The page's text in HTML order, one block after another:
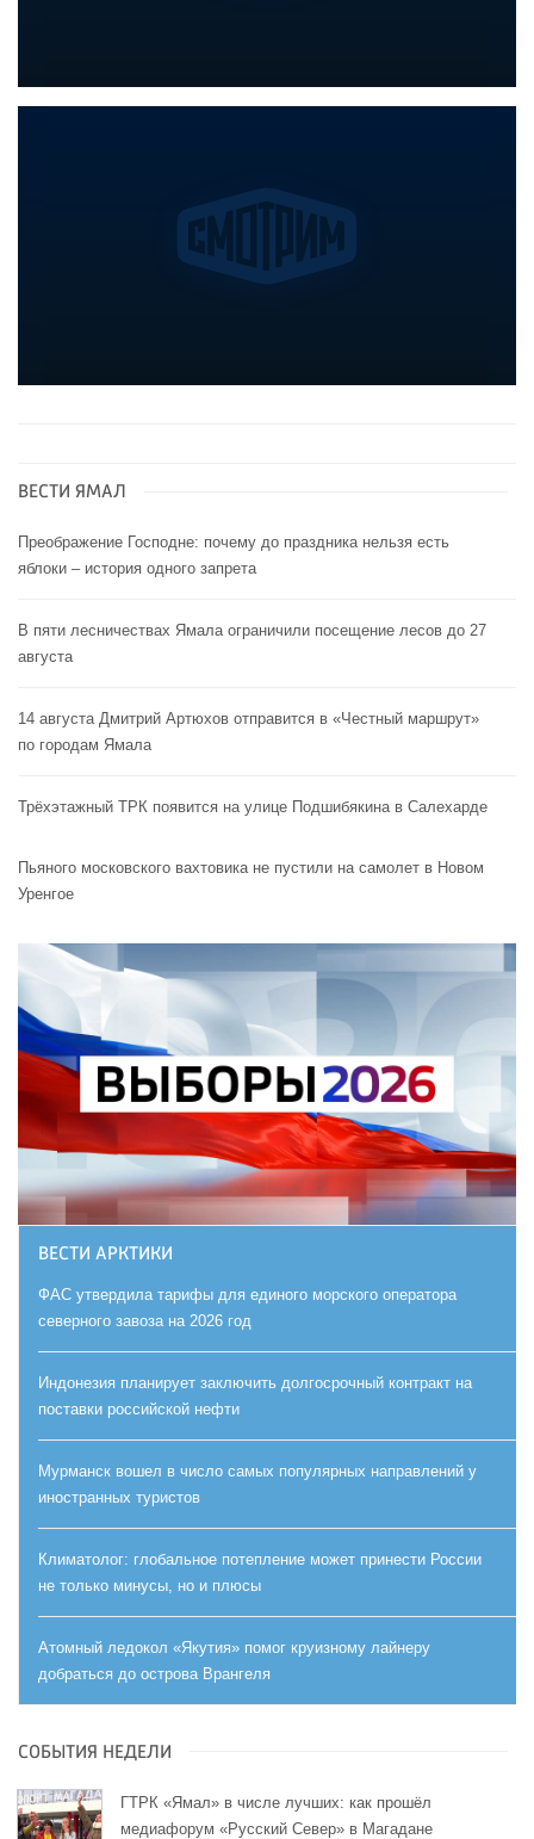
ВЕСТИ ЯМАЛ
Преображение Господне: почему до праздника нельзя есть
яблоки – история одного запрета
В пяти лесничествах Ямала ограничили посещение лесов до 27
августа
14 августа Дмитрий Артюхов отправится в «Честный маршрут»
по городам Ямала
Трёхэтажный ТРК появится на улице Подшибякина в Салехарде
Пьяного московского вахтовика не пустили на самолет в Новом
Уренгое
ВЕСТИ АРКТИКИ
ФАС утвердила тарифы для единого морского оператора
северного завоза на 2026 год
Индонезия планирует заключить долгосрочный контракт на
поставки российской нефти
Мурманск вошел в число самых популярных направлений у
иностранных туристов
Климатолог: глобальное потепление может принести России
не только минусы, но и плюсы
Атомный ледокол «Якутия» помог круизному лайнеру
добраться до острова Врангеля
СОБЫТИЯ НЕДЕЛИ
ГТРК «Ямал» в числе лучших: как прошёл
медиафорум «Русский Север» в Магадане